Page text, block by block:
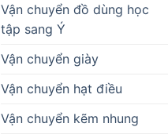
Vận chuyển đồ dùng học
tập sang Ý
Vận chuyển giày
Vận chuyển hạt điều
Vận chuyển kẽm nhung